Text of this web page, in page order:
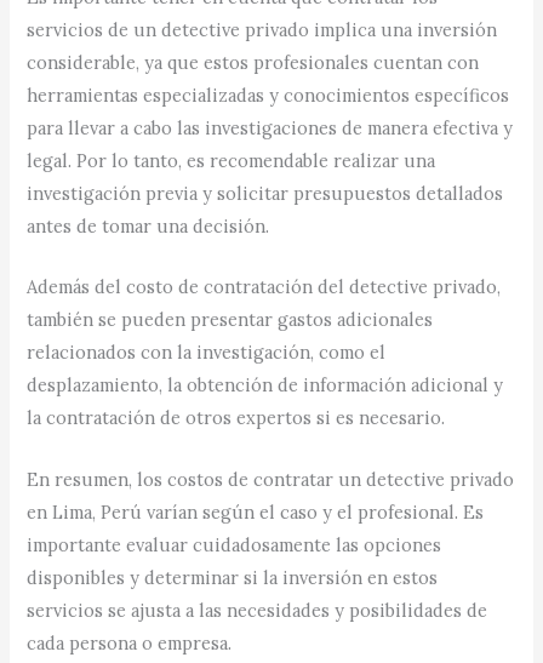
servicios de un detective privado implica una inversión
considerable, ya que estos profesionales cuentan con
herramientas especializadas y conocimientos específicos
para llevar a cabo las investigaciones de manera efectiva y
legal. Por lo tanto, es recomendable realizar una
investigación previa y solicitar presupuestos detallados
antes de tomar una decisión.
Además del costo de contratación del detective privado,
también se pueden presentar gastos adicionales
relacionados con la investigación, como el
desplazamiento, la obtención de información adicional y
la contratación de otros expertos si es necesario.
En resumen, los costos de contratar un detective privado
en Lima, Perú varían según el caso y el profesional. Es
importante evaluar cuidadosamente las opciones
disponibles y determinar si la inversión en estos
servicios se ajusta a las necesidades y posibilidades de
cada persona o empresa.